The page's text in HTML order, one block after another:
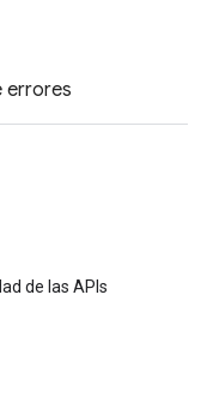
errores
de las APIs